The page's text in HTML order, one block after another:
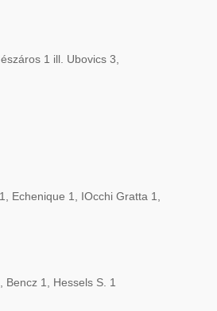
1 ill. Ubovics 3,
Echenique 1, IOcchi Gratta 1,
1, Hessels S. 1